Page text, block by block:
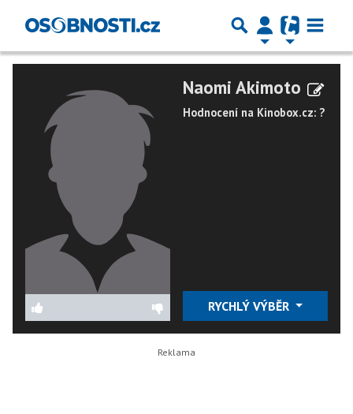
Naomi Akimoto
Hodnocení na Kinobox.cz: ?
RYCHLÝ VÝBĚR